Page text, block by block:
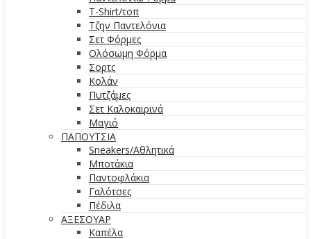
T-Shirt/τοπ
Τζην Παντελόνια
Σετ Φόρμες
Ολόσωμη Φόρμα
Σορτς
Κολάν
Πυτζάμες
Σετ Καλοκαιρινά
Μαγιό
ΠΑΠΟΥΤΣΙΑ
Sneakers/Αθλητικά
Μποτάκια
Παντοφλάκια
Γαλότσες
Πέδιλα
ΑΞΕΣΟΥΑΡ
Καπέλα